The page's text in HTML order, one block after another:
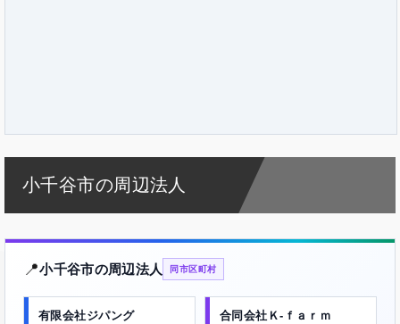
小千谷市の周辺法人
📍小千谷市の周辺法人 同市区町村
有限会社ジパング 合同会社Ｋ‐ｆａｒｍ